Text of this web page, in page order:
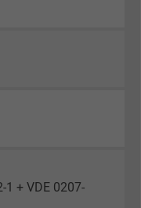
1 + VDE 0207-